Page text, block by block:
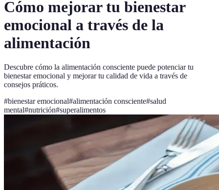
Cómo mejorar tu bienestar
emocional a través de la
alimentación
Descubre cómo la alimentación consciente puede potenciar tu
bienestar emocional y mejorar tu calidad de vida a través de
consejos práticos.
#bienestar emocional#alimentación consciente#salud
mental#nutrición#superalimentos